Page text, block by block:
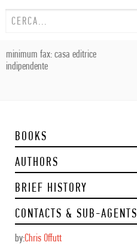
minimum fax: casa editrice
indipendente
BOOKS
AUTHORS
BRIEF HISTORY
CONTACTS & SUB-AGENTS
by:Chris Offutt